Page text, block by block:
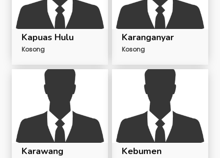
Kapuas Hulu
Kosong
Karanganyar
Kosong
Karawang Kebumen